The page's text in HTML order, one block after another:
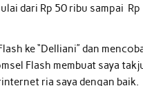
dari Rp 50 ribu sampai
ke “Delliani” dan
Flash membuat saya
ria saya dengan baik.